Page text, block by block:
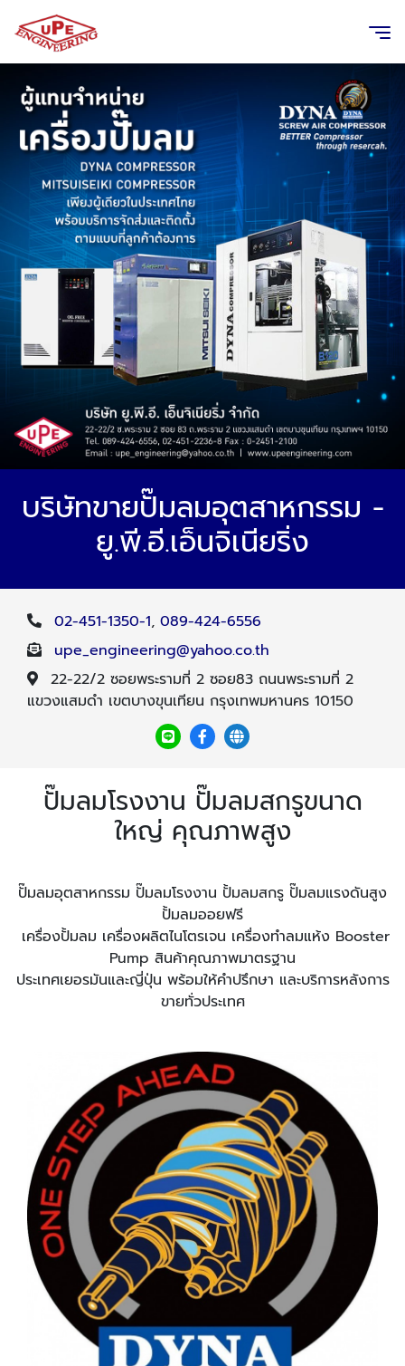
บริษัทขายปั๊มลมอุตสาหกรรม -
ยู.พี.อี.เอ็นจิเนียริ่ง
02-451-1350-1, 089-424-6556
upe_engineering@yahoo.co.th
22-22/2 ซอยพระรามที่ 2 ซอย83 ถนนพระรามที่ 2
แขวงแสมดำ เขตบางขุนเทียน กรุงเทพมหานคร 10150
ปั๊มลมโรงงาน ปั๊มลมสกรูขนาด
ใหญ่ คุณภาพสูง
ปั๊มลมอุตสาหกรรม ปั๊มลมโรงงาน ปั้มลมสกรู ปั๊มลมแรงดันสูง
ปั้มลมออยฟรี
เครื่องปั้มลม เครื่องผลิตไนโตรเจน เครื่องทำลมแห้ง Booster
Pump สินค้าคุณภาพมาตรฐาน
ประเทศเยอรมันและญี่ปุ่น พร้อมให้คำปรึกษา และบริการหลังการ
ขายทั่วประเทศ